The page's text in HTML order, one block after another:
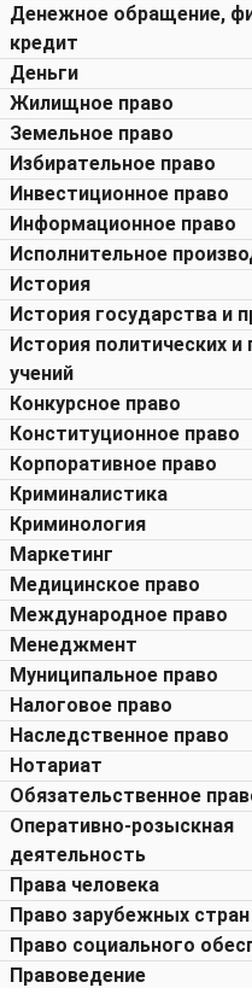
Денежное обращение,
кредит
Деньги
Жилищное право
Земельное право
Избирательное право
Инвестиционное право
Информационное право
Исполнительное
История
История государства и
История политических и
учений
Конкурсное право
Конституционное право
Корпоративное право
Криминалистика
Криминология
Маркетинг
Медицинское право
Международное право
Менеджмент
Муниципальное право
Налоговое право
Наследственное право
Нотариат
Обязательственное
Оперативно-розыскная
деятельность
Права человека
Право зарубежных стран
Право социального
Правоведение